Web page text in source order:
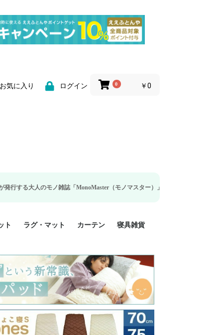
気に入り ログイン 0 ￥0
ノ雑誌「MonoMaster（モノマスター）」の疲労回復・睡眠の向上特集に当社
掛け布団カバー
掛け布団カバー
ロング 掛け布団
ル 掛け布団カバ
掛け布団カバー
ング 掛け布団カ
掛け布団カバー
け布団カバー
敷布団カバー
グル 敷布団カバ
敷布団カバー
ロング 敷布団カ
敷布団カバー
枕カバー
枕カバー
枕カバー
枕カバー
BOXシーツ
ロング BOXシー
ル BOXシーツ
BOXシーツ
ロング BOXシー
点セット
点セット
ト
ズ
イズ
サイズ
ズ
100%
ラグ・マット カーテン
既成カーテンのサイズ
遮光カーテン
レース・シアーカーテン
Disney ディズニーカーテ
ン
MOOMIN ムーミンカーテ
ン
PEANUTS ピーナツカー
テン (SNOOPY スヌーピ
ー)
寝具雑貨
美容・化粧品
シルク寝具・雑貨
HURONテクノロジー リ
カバリー寝具
ソファカバー
ひざ掛け
パジャマ
クッション
玄関・フロアーマット
ペット用ベッド
インテリア
その他寝具雑貨